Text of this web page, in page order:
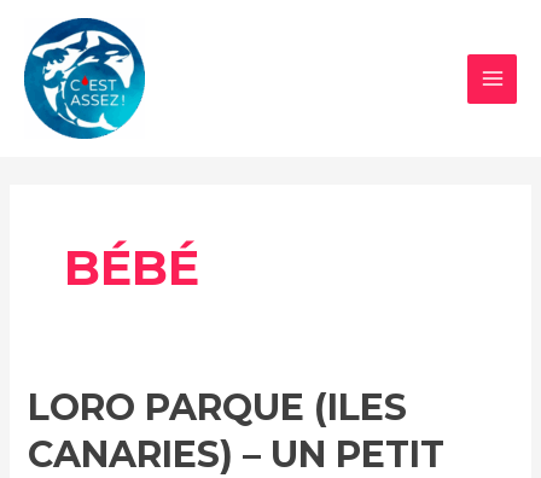
contenu
BÉBÉ
LORO PARQUE (ILES
CANARIES) – UN PETIT